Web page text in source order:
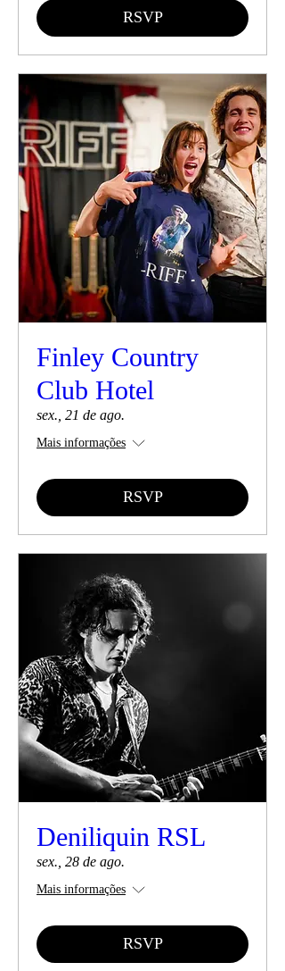
RSVP
Finley Country
Club Hotel
sex., 21 de ago.
Mais informações
RSVP
Deniliquin RSL
sex., 28 de ago.
Mais informações
RSVP